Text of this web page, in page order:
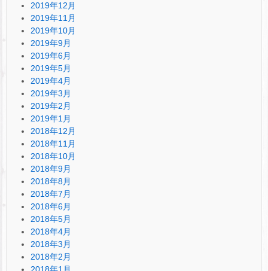
2019年12月
2019年11月
2019年10月
2019年9月
2019年6月
2019年5月
2019年4月
2019年3月
2019年2月
2019年1月
2018年12月
2018年11月
2018年10月
2018年9月
2018年8月
2018年7月
2018年6月
2018年5月
2018年4月
2018年3月
2018年2月